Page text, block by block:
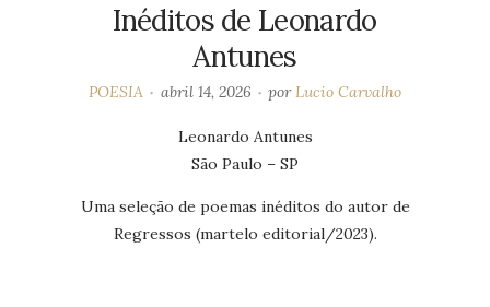
Inéditos de Leonardo
Antunes
POESIA abril 14, 2026 porLucio Carvalho
Leonardo Antunes
São Paulo – SP
Uma seleção de poemas inéditos do autor de
Regressos (martelo editorial/2023).